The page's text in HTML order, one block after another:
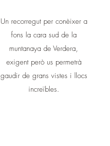
Un recorregut per conèixer a
fons la cara sud de la
muntanaya de Verdera,
exigent però us permetrà
gaudir de grans vistes i llocs
increïbles.